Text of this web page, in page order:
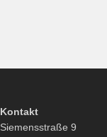
Kontakt
Siemensstraße 9